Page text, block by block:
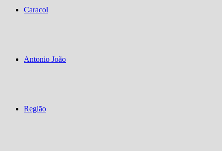
Caracol
Antonio João
Região